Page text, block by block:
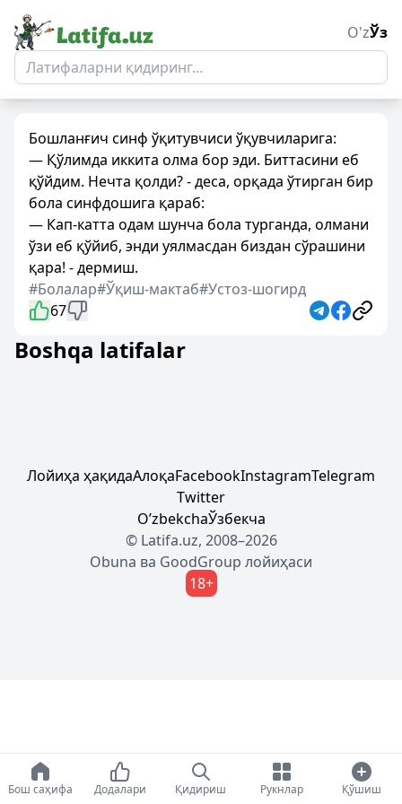
O'zЎз
Бошланғич синф ўқитувчиси ўқувчиларига:
— Қўлимда иккита олма бор эди. Биттасини еб
қўйдим. Нечта қолди? - деса, орқада ўтирган бир
бола синфдошига қараб:
— Кап-катта одам шунча бола турганда, олмани
ўзи еб қўйиб, энди уялмасдан биздан сўрашини
қара! - дермиш.
#Болалар#Ўқиш-мактаб#Устоз-шогирд
67
Boshqa latifalar
Лойиҳа ҳақидаАлоқаFacebookInstagramTelegram
Twitter
OʼzbekchaЎзбекча
© Latifa.uz, 2008–2026
Obuna ва GoodGroup лойиҳаси
18+
Бош саҳифа Додалари Қидириш Рукнлар Қўшиш